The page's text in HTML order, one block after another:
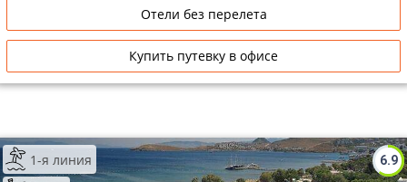
Отели без перелета
Купить путевку в офисе
6.9
1-я линия